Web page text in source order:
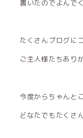
書いたのでよんで
たくさんブログに
ご主人様たちあり
今度からちゃんと
どなたでもたくさ